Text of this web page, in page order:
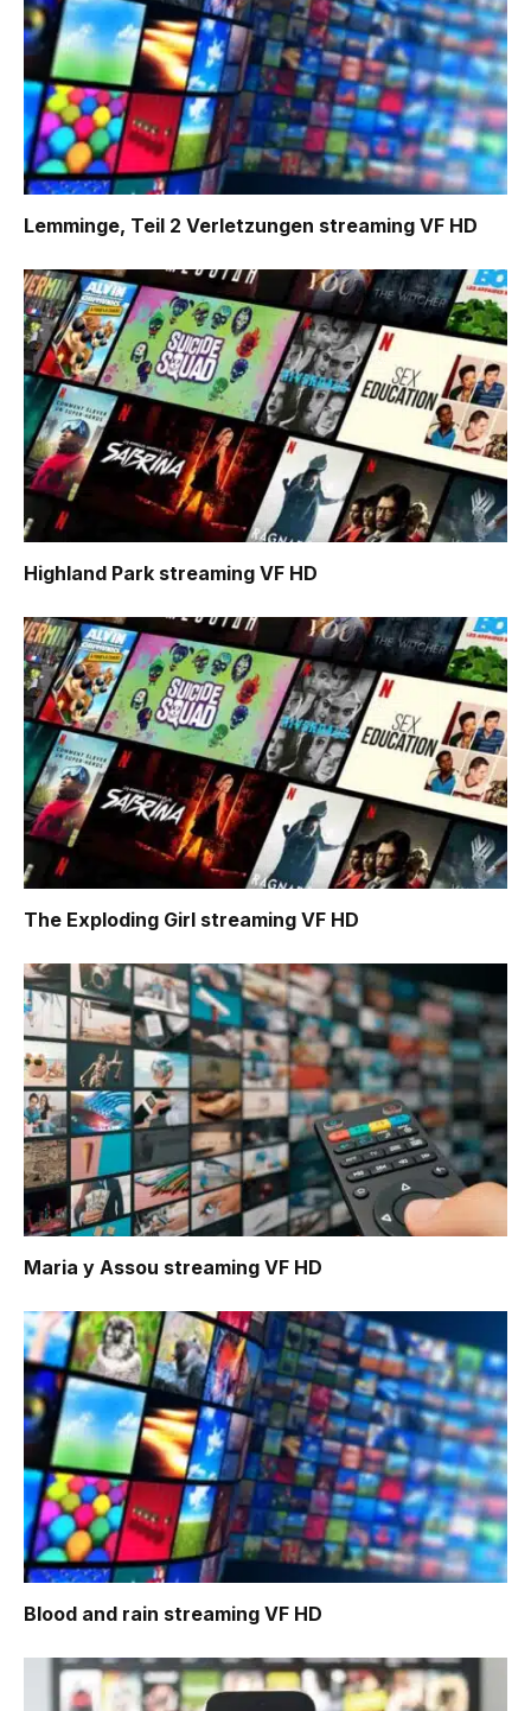
Lemminge, Teil 2 Verletzungen streaming VF HD
Highland Park streaming VF HD
The Exploding Girl streaming VF HD
Maria y Assou streaming VF HD
Blood and rain streaming VF HD